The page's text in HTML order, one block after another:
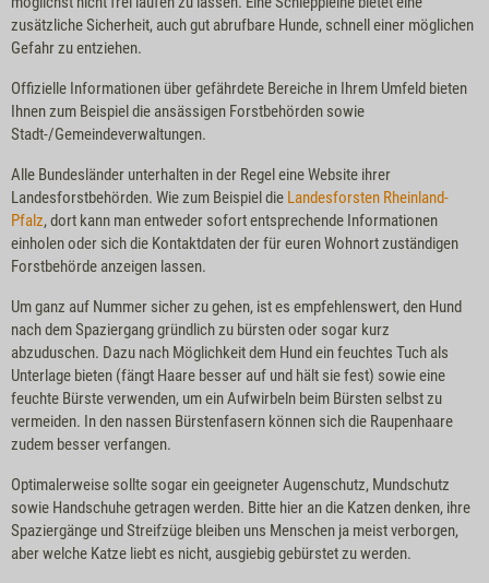
zusätzliche Sicherheit, auch gut abrufbare Hunde, schnell einer möglichen
Gefahr zu entziehen.
Offizielle Informationen über gefährdete Bereiche in Ihrem Umfeld bieten
Ihnen zum Beispiel die ansässigen Forstbehörden sowie
Stadt-/Gemeindeverwaltungen.
Alle Bundesländer unterhalten in der Regel eine Website ihrer
Landesforstbehörden. Wie zum Beispiel die Landesforsten Rheinland-
Pfalz, dort kann man entweder sofort entsprechende Informationen
einholen oder sich die Kontaktdaten der für euren Wohnort zuständigen
Forstbehörde anzeigen lassen.
Um ganz auf Nummer sicher zu gehen, ist es empfehlenswert, den Hund
nach dem Spaziergang gründlich zu bürsten oder sogar kurz
abzuduschen. Dazu nach Möglichkeit dem Hund ein feuchtes Tuch als
Unterlage bieten (fängt Haare besser auf und hält sie fest) sowie eine
feuchte Bürste verwenden, um ein Aufwirbeln beim Bürsten selbst zu
vermeiden. In den nassen Bürstenfasern können sich die Raupenhaare
zudem besser verfangen.
Optimalerweise sollte sogar ein geeigneter Augenschutz, Mundschutz
sowie Handschuhe getragen werden. Bitte hier an die Katzen denken, ihre
Spaziergänge und Streifzüge bleiben uns Menschen ja meist verborgen,
aber welche Katze liebt es nicht, ausgiebig gebürstet zu werden.